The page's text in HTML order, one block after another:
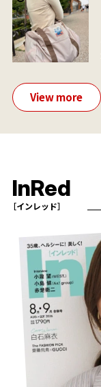
View more
InRed
［インレッド］